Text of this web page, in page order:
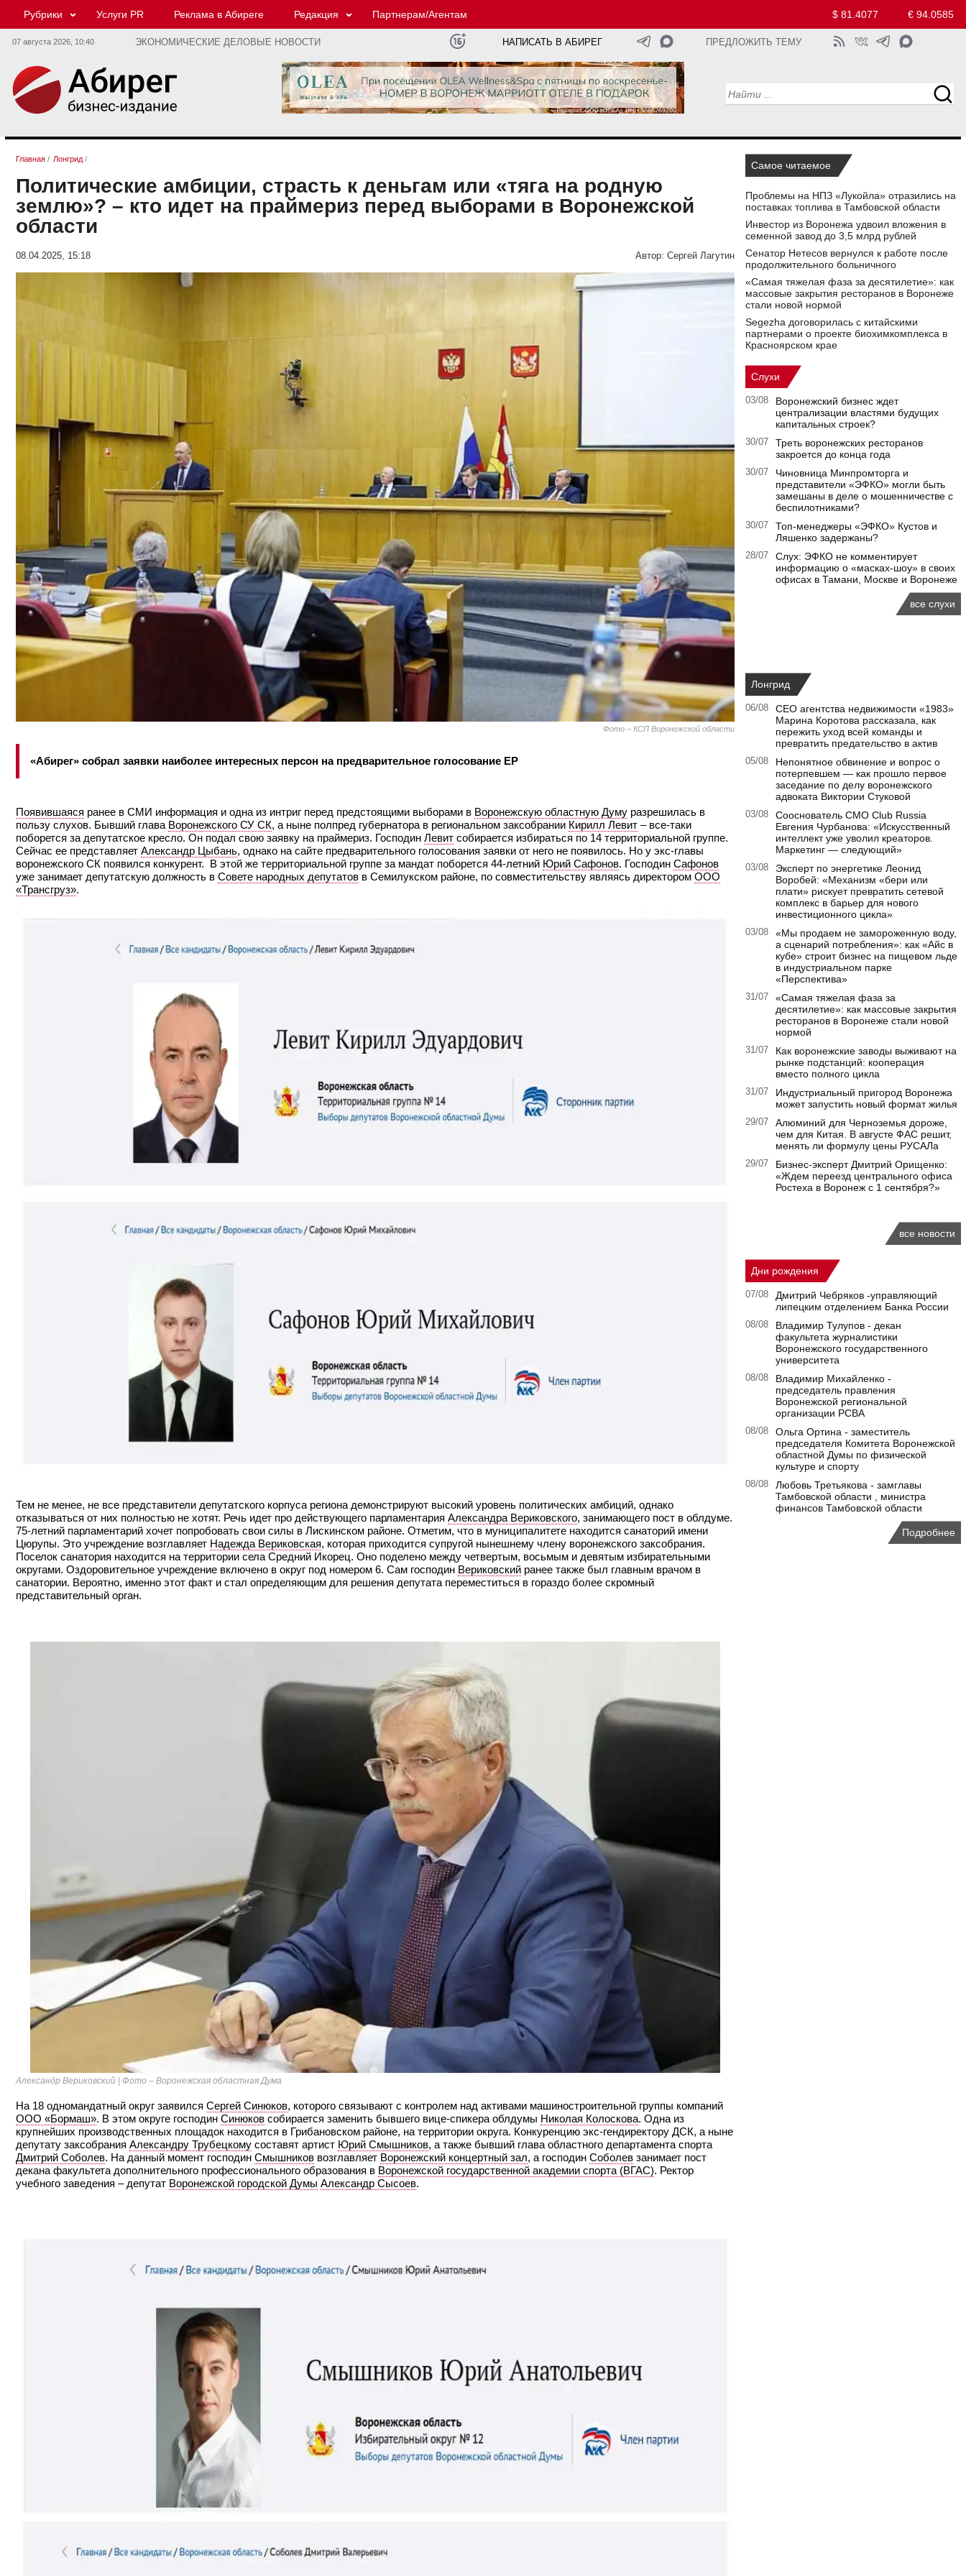
Рубрики Услуги PR Реклама в Абиреге Редакция Партнерам/Агентам $ 81.4077 € 94.0585
07 августа 2026, 10:40 ЭКОНОМИЧЕСКИЕ ДЕЛОВЫЕ НОВОСТИ НАПИСАТЬ В АБИРЕГ ПРЕДЛОЖИТЬ ТЕМУ
Главная / Лонгрид /
Политические амбиции, страсть к деньгам или «тяга на родную
землю»? – кто идет на праймериз перед выборами в Воронежской
области
08.04.2025, 15:18 Автор: Сергей Лагутин
Фото – КСП Воронежской области
«Абирег» собрал заявки наиболее интересных персон на предварительное голосование ЕР
Появившаяся ранее в СМИ информация и одна из интриг перед предстоящими выборами в Воронежскую областную Думу разрешилась в
пользу слухов. Бывший глава Воронежского СУ СК, а ныне полпред губернатора в региональном заксобрании Кирилл Левит – все-таки
поборется за депутатское кресло. Он подал свою заявку на праймериз. Господин Левит собирается избираться по 14 территориальной группе.
Сейчас ее представляет Александр Цыбань, однако на сайте предварительного голосования заявки от него не появилось. Но у экс-главы
воронежского СК появился конкурент. В этой же территориальной группе за мандат поборется 44-летний Юрий Сафонов. Господин Сафонов
уже занимает депутатскую должность в Совете народных депутатов в Семилукском районе, по совместительству являясь директором ООО
«Трансгруз».
Тем не менее, не все представители депутатского корпуса региона демонстрируют высокий уровень политических амбиций, однако
отказываться от них полностью не хотят. Речь идет про действующего парламентария Александра Вериковского, занимающего пост в облдуме.
75-летний парламентарий хочет попробовать свои силы в Лискинском районе. Отметим, что в муниципалитете находится санаторий имени
Цюрупы. Это учреждение возглавляет Надежда Вериковская, которая приходится супругой нынешнему члену воронежского заксобрания.
Поселок санатория находится на территории села Средний Икорец. Оно поделено между четвертым, восьмым и девятым избирательными
округами. Оздоровительное учреждение включено в округ под номером 6. Сам господин Вериковский ранее также был главным врачом в
санатории. Вероятно, именно этот факт и стал определяющим для решения депутата переместиться в гораздо более скромный
представительный орган.
Александр Вериковский | Фото – Воронежская областная Дума
На 18 одномандатный округ заявился Сергей Синюков, которого связывают с контролем над активами машиностроительной группы компаний
ООО «Бормаш». В этом округе господин Синюков собирается заменить бывшего вице-спикера облдумы Николая Колоскова. Одна из
крупнейших производственных площадок находится в Грибановском районе, на территории округа. Конкуренцию экс-гендиректору ДСК, а ныне
депутату заксобрания Александру Трубецкому составят артист Юрий Смышников, а также бывший глава областного департамента спорта
Дмитрий Соболев. На данный момент господин Смышников возглавляет Воронежский концертный зал, а господин Соболев занимает пост
декана факультета дополнительного профессионального образования в Воронежской государственной академии спорта (ВГАС). Ректор
учебного заведения – депутат Воронежской городской Думы Александр Сысоев.
Самое читаемое
Проблемы на НПЗ «Лукойла» отразились на
поставках топлива в Тамбовской области
Инвестор из Воронежа удвоил вложения в
семенной завод до 3,5 млрд рублей
Сенатор Нетесов вернулся к работе после
продолжительного больничного
«Самая тяжелая фаза за десятилетие»: как
массовые закрытия ресторанов в Воронеже
стали новой нормой
Segezha договорилась с китайскими
партнерами о проекте биохимкомплекса в
Красноярском крае
Слухи
03/08
Воронежский бизнес ждет
централизации властями будущих
капитальных строек?
30/07
Треть воронежских ресторанов
закроется до конца года
30/07
Чиновница Минпромторга и
представители «ЭФКО» могли быть
замешаны в деле о мошенничестве с
беспилотниками?
30/07
Топ-менеджеры «ЭФКО» Кустов и
Ляшенко задержаны?
28/07
Слух: ЭФКО не комментирует
информацию о «масках-шоу» в своих
офисах в Тамани, Москве и Воронеже
все слухи
Лонгрид
06/08
CEO агентства недвижимости «1983»
Марина Коротова рассказала, как
пережить уход всей команды и
превратить предательство в актив
05/08
Непонятное обвинение и вопрос о
потерпевшем — как прошло первое
заседание по делу воронежского
адвоката Виктории Стуковой
03/08
Сооснователь CMO Club Russia
Евгения Чурбанова: «Искусственный
интеллект уже уволил креаторов.
Маркетинг — следующий»
03/08
Эксперт по энергетике Леонид
Воробей: «Механизм «бери или
плати» рискует превратить сетевой
комплекс в барьер для нового
инвестиционного цикла»
03/08
«Мы продаем не замороженную воду,
а сценарий потребления»: как «Айс в
кубе» строит бизнес на пищевом льде
в индустриальном парке
«Перспектива»
31/07
«Самая тяжелая фаза за
десятилетие»: как массовые закрытия
ресторанов в Воронеже стали новой
нормой
31/07
Как воронежские заводы выживают на
рынке подстанций: кооперация
вместо полного цикла
31/07
Индустриальный пригород Воронежа
может запустить новый формат жилья
29/07
Алюминий для Черноземья дороже,
чем для Китая. В августе ФАС решит,
менять ли формулу цены РУСАЛа
29/07
Бизнес-эксперт Дмитрий Орищенко:
«Ждем переезд центрального офиса
Ростеха в Воронеж с 1 сентября?»
все новости
Дни рождения
07/08
Дмитрий Чебряков -управляющий
липецким отделением Банка России
08/08
Владимир Тулупов - декан
факультета журналистики
Воронежского государственного
университета
08/08
Владимир Михайленко -
председатель правления
Воронежской региональной
организации РСВА
08/08
Ольга Ортина - заместитель
председателя Комитета Воронежской
областной Думы по физической
культуре и спорту
08/08
Любовь Третьякова - замглавы
Тамбовской области , министра
финансов Тамбовской области
Подробнее